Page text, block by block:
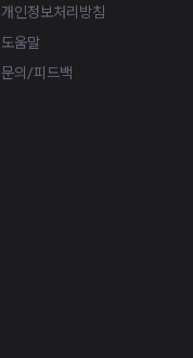
개인정보처리방침
도움말
문의/피드백